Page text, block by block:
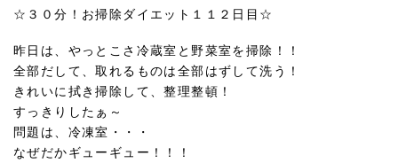
☆３０分！お掃除ダイエット１１２日目☆
昨日は、やっとこさ冷蔵室と野菜室を掃除！！
全部だして、取れるものは全部はずして洗う！
きれいに拭き掃除して、整理整頓！
すっきりしたぁ～
問題は、冷凍室・・・
なぜだかギューギュー！！！